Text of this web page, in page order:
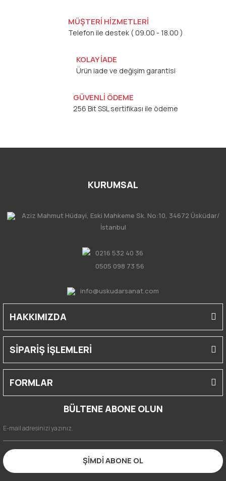
MÜŞTERİ HİZMETLERİ
Telefon ile destek ( 09.00 - 18.00 )
KOLAY İADE
Ürün iade ve değişim garantisi
GÜVENLİ ÖDEME
256 Bit SSL sertifikası ile ödeme
KURUMSAL
Aziz Mahmut Hüdayi, Eski Mahkeme Sk. No:10, 34672 Üsküdar/
İstanbul
0216 532 40 36
0505 098 73 56
info@uskudarsanat.com
HAKKIMIZDA
SİPARİŞ İŞLEMLERİ
FORMLAR
BÜLTENE ABONE OLUN
ŞİMDİ ABONE OL